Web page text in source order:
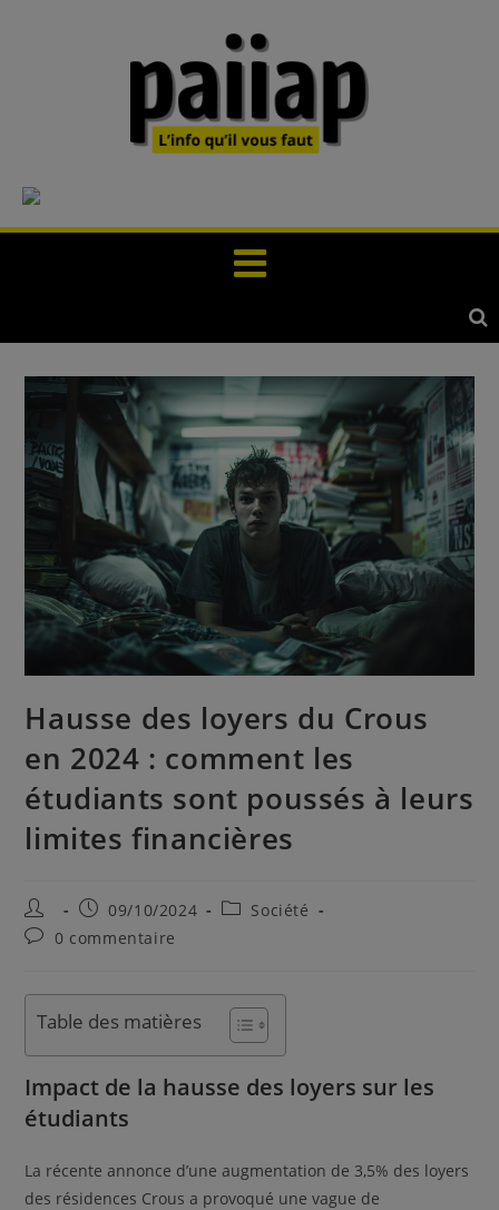
Hausse des loyers du Crous
en 2024 : comment les
étudiants sont poussés à leurs
limites financières
09/10/2024
Société
0 commentaire
Table des matières
Impact de la hausse des loyers sur les
étudiants
La récente annonce d’une augmentation de 3,5% des loyers
des résidences Crous a provoqué une vague de